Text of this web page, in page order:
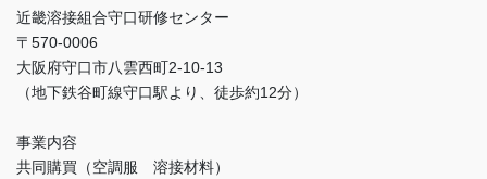
近畿溶接組合守口研修センター
〒570-0006
大阪府守口市八雲西町2-10-13
（地下鉄谷町線守口駅より、徒歩約12分）
事業内容
共同購買（空調服 溶接材料）